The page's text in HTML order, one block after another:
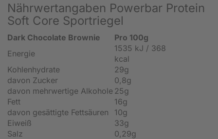
Nährwertangaben Powerbar Protein
Soft Core Sportriegel
Dark Chocolate Brownie
Pro 100g
Energie
1535 kJ / 368
kcal
Kohlenhydrate
29g
davon Zucker
0,8g
davon mehrwertige Alkohole 25g
Fett
16g
davon gesättigte Fettsäuren
10g
Eiweiß
33g
Salz
0,29g